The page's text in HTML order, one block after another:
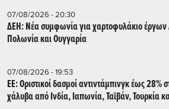
07/08/2026 - 20:30
ΔΕΗ: Νέα συμφωνία για χαρτοφυλάκιο
Πολωνία και Ουγγαρία
07/08/2026 - 19:53
ΕΕ: Οριστικοί δασμοί αντιντάμπινγκ έως 28%
χάλυβα από Ινδία, Ιαπωνία, Ταϊβάν, Τουρκία